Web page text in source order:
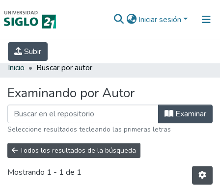
Iniciar sesión
Subir
INICIO EBOOK21
INVESTIGACIÓN
Inicio Buscar por autor
Examinando por Autor
Examinar
Seleccione resultados tecleando las primeras letras
Todos los resultados de la búsqueda
Mostrando 1 - 1 de 1